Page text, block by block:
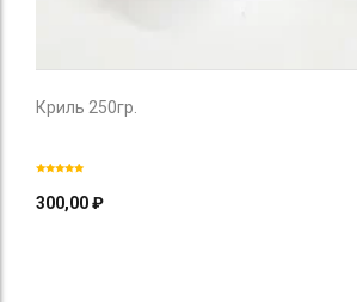
Криль 250гр.
300,00₽